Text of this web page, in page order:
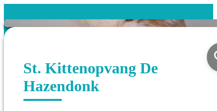
St. Kittenopvang De
Hazendonk